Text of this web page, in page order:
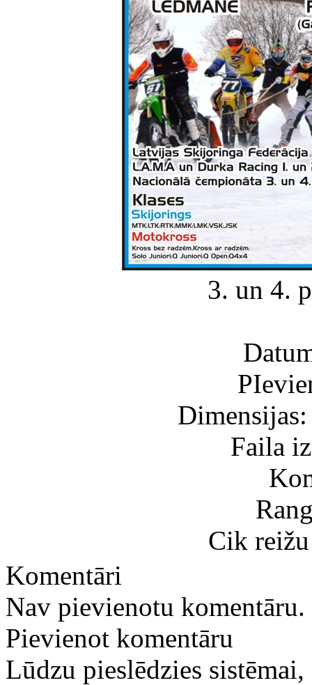
3. un 4.
Faila
Cik
Komentāri
Nav pievienotu komentāru.
Pievienot komentāru
Lūdzu pieslēdzies